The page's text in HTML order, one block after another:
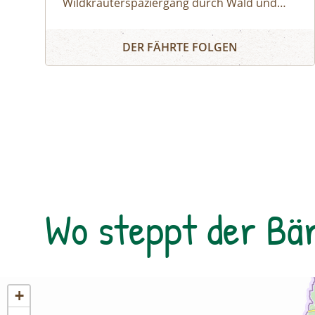
die Geheimnisse über die Heilkräfte der
Alpenkräuter. Diese tolle Natur-Apotheke ist
Bichlalm.BUCH-TIPP: Gottfried Hochgruber:
Heilkräuter, Die Apotheke der Natur – Im
Naturparkhaus im Bergsteigerdorf Ginzling
WILDKRÄUTERSPAZIERGANG IN TUX
DER FÄHRTE FOLGEN
Wo steppt der
+